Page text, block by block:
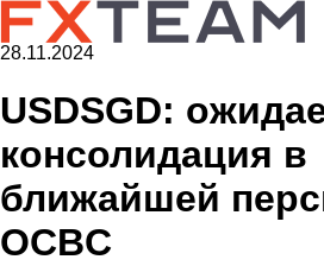
28.11.2024
USDSGD:
консолидация в
ближайшей
OCBC